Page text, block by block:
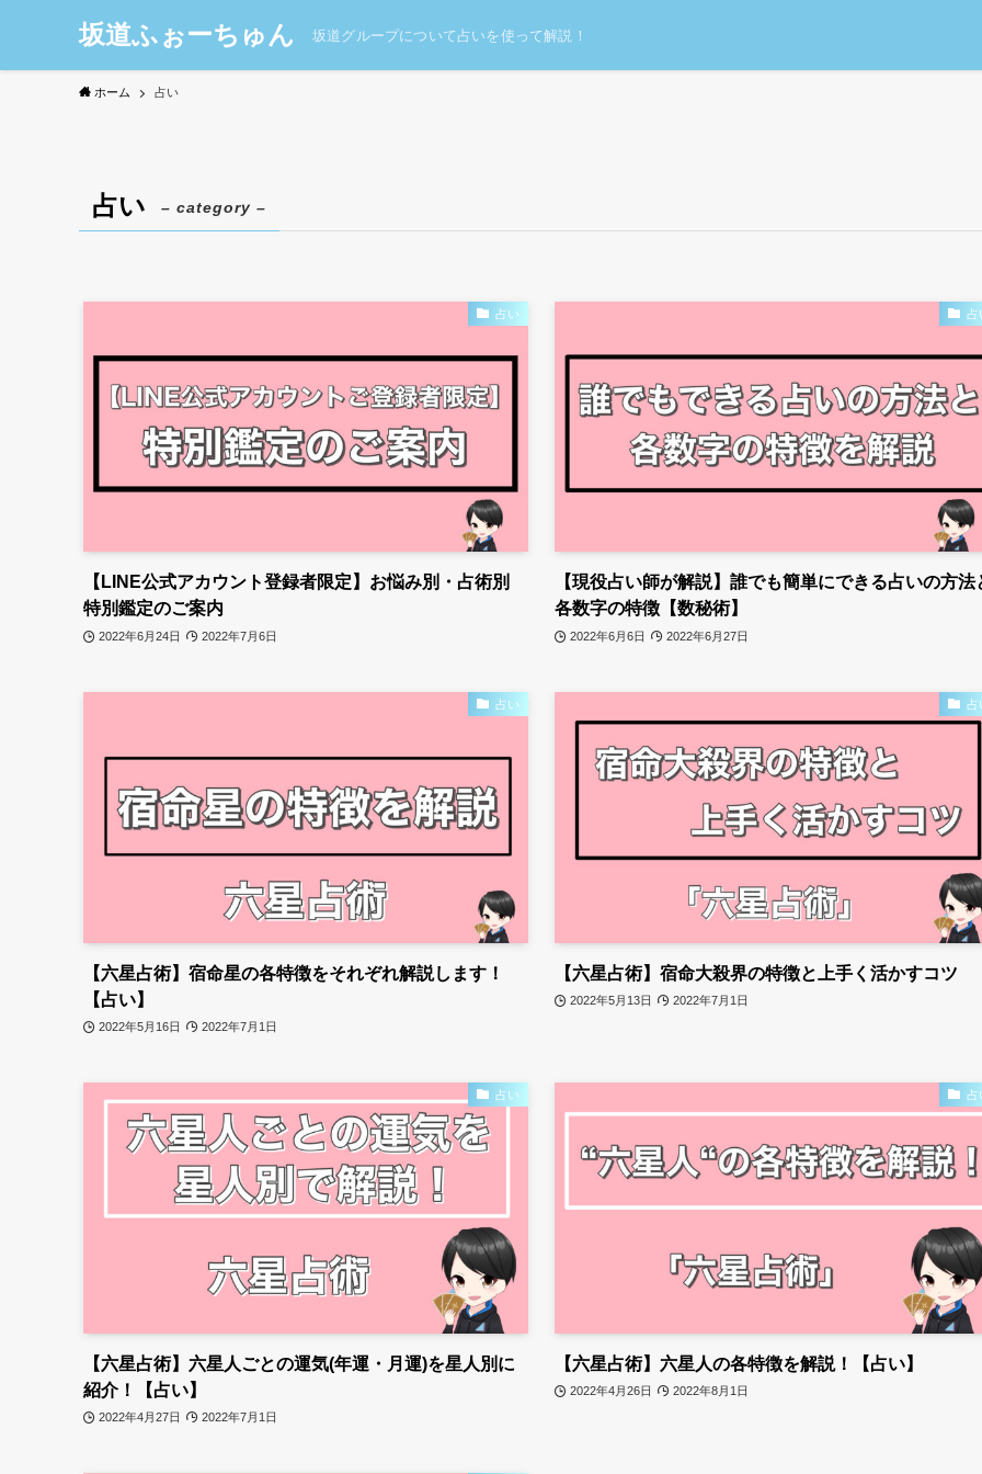
坂道ふぉーちゅん 坂道グループについて占いを使って解説！
ホーム 占い
占い – category –
占い
【LINE公式アカウント登録者限定】お悩み別・占術別
特別鑑定のご案内
2022年6月24日 2022年7月6日
占
【現役占い師が解説】誰でも簡単にできる占いの方法
各数字の特徴【数秘術】
2022年6月6日 2022年6月27日
占い
【六星占術】宿命星の各特徴をそれぞれ解説します！
【占い】
2022年5月16日 2022年7月1日
占
【六星占術】宿命大殺界の特徴と上手く活かすコツ
2022年5月13日 2022年7月1日
占い
【六星占術】六星人ごとの運気(年運・月運)を星人別に
紹介！【占い】
2022年4月27日 2022年7月1日
占
【六星占術】六星人の各特徴を解説！【占い】
2022年4月26日 2022年8月1日